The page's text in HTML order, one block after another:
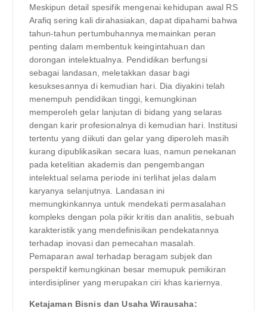
Meskipun detail spesifik mengenai kehidupan awal RS
Arafiq sering kali dirahasiakan, dapat dipahami bahwa
tahun-tahun pertumbuhannya memainkan peran
penting dalam membentuk keingintahuan dan
dorongan intelektualnya. Pendidikan berfungsi
sebagai landasan, meletakkan dasar bagi
kesuksesannya di kemudian hari. Dia diyakini telah
menempuh pendidikan tinggi, kemungkinan
memperoleh gelar lanjutan di bidang yang selaras
dengan karir profesionalnya di kemudian hari. Institusi
tertentu yang diikuti dan gelar yang diperoleh masih
kurang dipublikasikan secara luas, namun penekanan
pada ketelitian akademis dan pengembangan
intelektual selama periode ini terlihat jelas dalam
karyanya selanjutnya. Landasan ini
memungkinkannya untuk mendekati permasalahan
kompleks dengan pola pikir kritis dan analitis, sebuah
karakteristik yang mendefinisikan pendekatannya
terhadap inovasi dan pemecahan masalah.
Pemaparan awal terhadap beragam subjek dan
perspektif kemungkinan besar memupuk pemikiran
interdisipliner yang merupakan ciri khas kariernya.
Ketajaman Bisnis dan Usaha Wirausaha: